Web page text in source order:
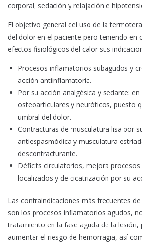
corporal, sedación y relajación e
El objetivo general del uso de la
del dolor en el paciente pero teniendo en
efectos fisiológicos del calor sus
Procesos inflamatorios subagudos y
acción antiinflamatoria.
Por su acción analgésica y sedante: en
osteoarticulares y neuróticos, puesto
umbral del dolor.
Contracturas de musculatura lisa por
antiespasmódica y musculatura
descontracturante.
Déficits circulatorios, mejora procesos
localizados y de cicatrización por su
Las contraindicaciones más frecuentes
son los procesos inflamatorios agudos,
tratamiento en la fase aguda de la lesión,
aumentar el riesgo de hemorragia, así